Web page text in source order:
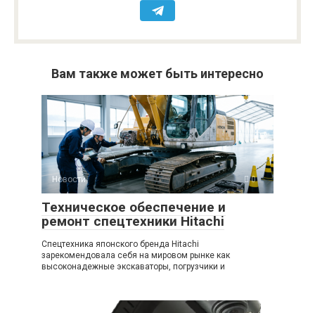
Вам также может быть интересно
Новости 0
Техническое обеспечение и
ремонт спецтехники Hitachi
Спецтехника японского бренда Hitachi
зарекомендовала себя на мировом рынке как
высоконадежные экскаваторы, погрузчики и